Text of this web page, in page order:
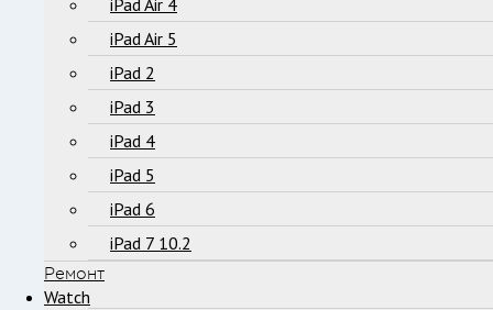
iPad Air 4
iPad Air 5
iPad 2
iPad 3
iPad 4
iPad 5
iPad 6
iPad 7 10.2
Ремонт
Watch